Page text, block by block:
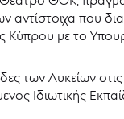
αντίστοιχα που
με το
των Λυκείων
Ιδιωτικής